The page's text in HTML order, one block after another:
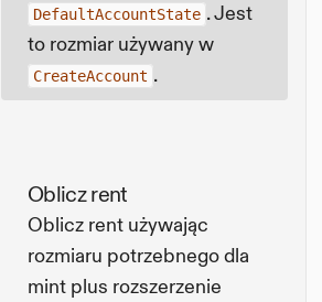
DefaultAccountState . Jest
to rozmiar używany w
CreateAccount .
Oblicz rent
Oblicz rent używając
rozmiaru potrzebnego dla
mint plus rozszerzenie